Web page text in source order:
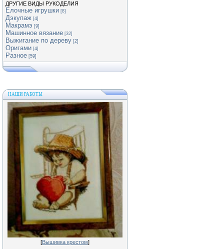
ДРУГИЕ ВИДЫ РУКОДЕЛИЯ
Елочные игрушки [8]
Дэкупаж [4]
Макрамэ [9]
Машинное вязание [32]
Выжигание по дереву [2]
Оригами [4]
Разное [59]
НАШИ РАБОТЫ
[Вышивка крестом]